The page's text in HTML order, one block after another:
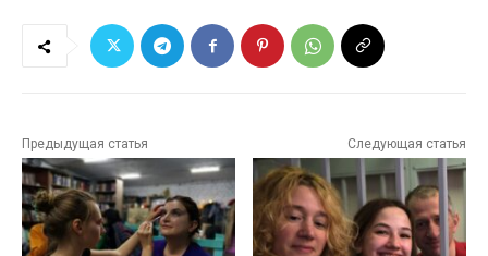
Предыдущая статья Следующая статья